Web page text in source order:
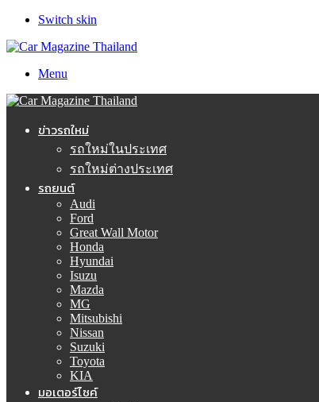
Switch skin
Menu
ข่าวรถใหม่
รถใหม่ในประเทศ
รถใหม่ต่างประเทศ
รถยนต์
Audi
Ford
Great Wall Motor
Honda
Hyundai
Isuzu
Mazda
MG
Mitsubishi
Nissan
Suzuki
Toyota
KIA
มอเตอร์ไซค์